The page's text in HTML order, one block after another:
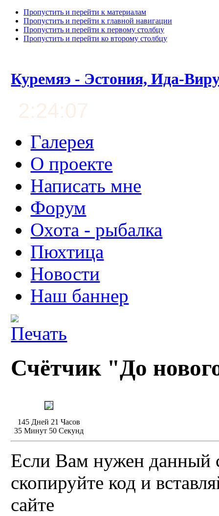
Пропустить и перейти к материалам
Пропустить и перейти к главной навигации
Пропустить и перейти к первому столбцу
Пропустить и перейти ко второму столбцу
Куремяэ - Эстония, Ида-
2:24:07
Галерея
О проекте
Написать мне
Форум
Охота - рыбалка
Пюхтица
Новости
Наш баннер
Счётчик "До
145 Дней 21 Часов
35 Минут 50 Секунд
Если Вам нужен данный
скопируйте код и
сайте